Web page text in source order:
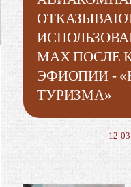
MАХ ПОСЛЕ
ЭФИОПИИ -
ТУРИЗМА»
12-